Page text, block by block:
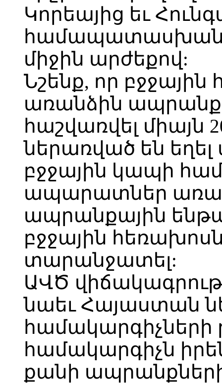
Կորեայից եւ
միջին արժեքով:
Նշենք, որ
առանձին ապրանք,
հաշվառվել միայն
ներառված են
բջջային կապի
ապարատներ
ապրանքային
բջջային
տարանջատել:
ԱՎԾ
նաեւ Հայաստան
համակարգիչն
քանի